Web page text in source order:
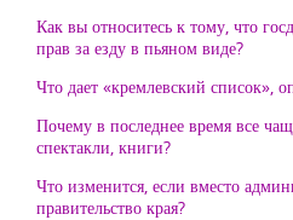
Как вы относитесь к тому, что
прав за езду в пьяном виде?
Что дает «кремлевский
Почему в последнее время все
спектакли, книги?
Что изменится, если вместо
правительство края?